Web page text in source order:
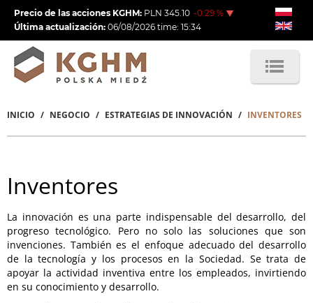
Pasar
contenido
principal
Precio de las acciones KGHM: PLN 345.10 -0.29 %
Última actualización: 06/08/2026 time: 15:34
Sobrescribir
de
ayuda
a
la
navegación
INICIO NEGOCIO ESTRATEGIAS DE INNOVACIÓN INVENTORES
Inventores
La innovación es una parte indispensable del desarrollo, del
progreso tecnológico. Pero no solo las soluciones que son
invenciones. También es el enfoque adecuado del desarrollo
de la tecnología y los procesos en la Sociedad. Se trata de
apoyar la actividad inventiva entre los empleados, invirtiendo
en su conocimiento y desarrollo.